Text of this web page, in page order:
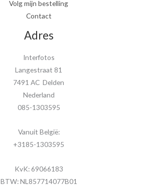
Volg mijn bestelling
Contact
Adres
Interfotos
Langestraat 81
7491 AC Delden
Nederland
085-1303595
Vanuit België:
+3185-1303595
KvK: 69066183
BTW: NL857714077B01